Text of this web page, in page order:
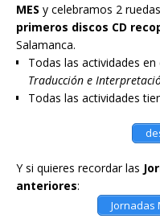
MES y celebramos 2
primeros discos CD
Salamanca.
Todas las actividades
Traducción e
Todas las actividades
Y si quieres recordar las
anteriores:
Jornadas